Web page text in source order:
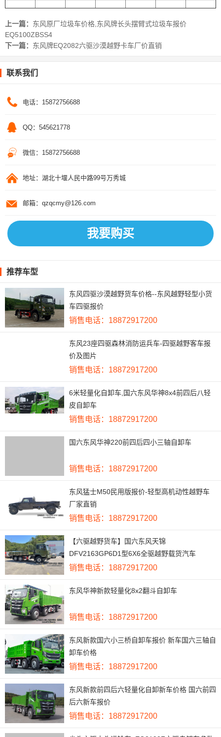
上一篇： 东风原厂垃圾车价格,东风牌长头摆臂式垃圾车报价
EQ5100ZBSS4
下一篇： 东风牌EQ2082六驱沙漠越野卡车厂价直销
联系我们
电话：15872756688
QQ：545621778
微信：15872756688
地址：湖北十堰人民中路99号万秀城
邮箱：qzqcmy@126.com
我要购买
推荐车型
东风四驱沙漠越野货车价格--东风越野轻型小货
车四驱报价
销售电话：18872917200
东风23座四驱森林消防运兵车-四驱越野客车报
价及图片
销售电话：18872917200
6米轻量化自卸车,国六东风华神8x4前四后八轻
皮自卸车
销售电话：18872917200
国六东风华神220前四后四小三轴自卸车
销售电话：18872917200
东风猛士M50民用版报价-轻型高机动性越野车
厂家直销
销售电话：18872917200
【六驱越野货车】国六东风天锦
DFV2163GP6D1型6X6全驱越野载货汽车
销售电话：18872917200
东风华神新款轻量化8x2翻斗自卸车
销售电话：18872917200
东风新款国六小三桥自卸车报价 新车国六三轴自
卸车价格
销售电话：18872917200
东风新款前四后六轻量化自卸新车价格 国六前四
后六新车报价
销售电话：18872917200